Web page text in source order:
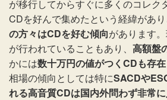
が移行してからすぐに多くのコレク
CDを好んで集めたという経緯があ
の方々はCDを好む傾向があります
が行われていることもあり、 高額盤
かには数十万円の値がつくCDも存在
相場の傾向としては特にSACDや
れる高音質CDは国内外問わず非常